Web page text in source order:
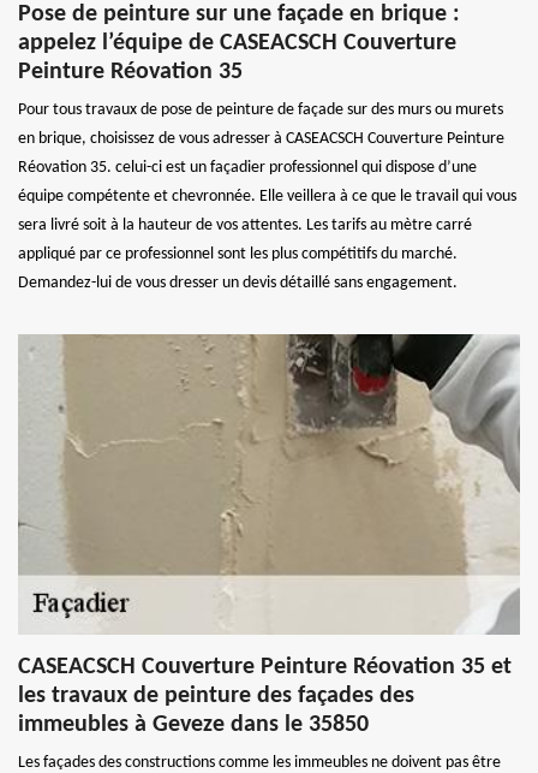
Pose de peinture sur une façade en brique :
appelez l’équipe de CASEACSCH Couverture
Peinture Réovation 35
Pour tous travaux de pose de peinture de façade sur des murs ou murets
en brique, choisissez de vous adresser à CASEACSCH Couverture Peinture
Réovation 35. celui-ci est un façadier professionnel qui dispose d’une
équipe compétente et chevronnée. Elle veillera à ce que le travail qui vous
sera livré soit à la hauteur de vos attentes. Les tarifs au mètre carré
appliqué par ce professionnel sont les plus compétitifs du marché.
Demandez-lui de vous dresser un devis détaillé sans engagement.
CASEACSCH Couverture Peinture Réovation 35 et
les travaux de peinture des façades des
immeubles à Geveze dans le 35850
Les façades des constructions comme les immeubles ne doivent pas être